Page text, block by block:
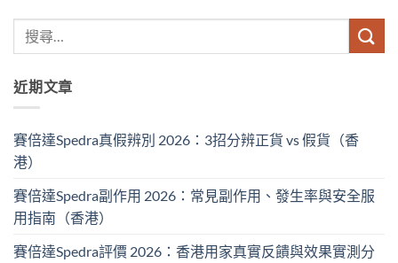
近期文章
賽倍達Spedra真假辨別 2026：3招分辨正貨 vs 假貨（香
港）
賽倍達Spedra副作用 2026：常見副作用、發生率與安全服
用指南（香港）
賽倍達Spedra評價 2026：香港用家真實反饋與效果實測分